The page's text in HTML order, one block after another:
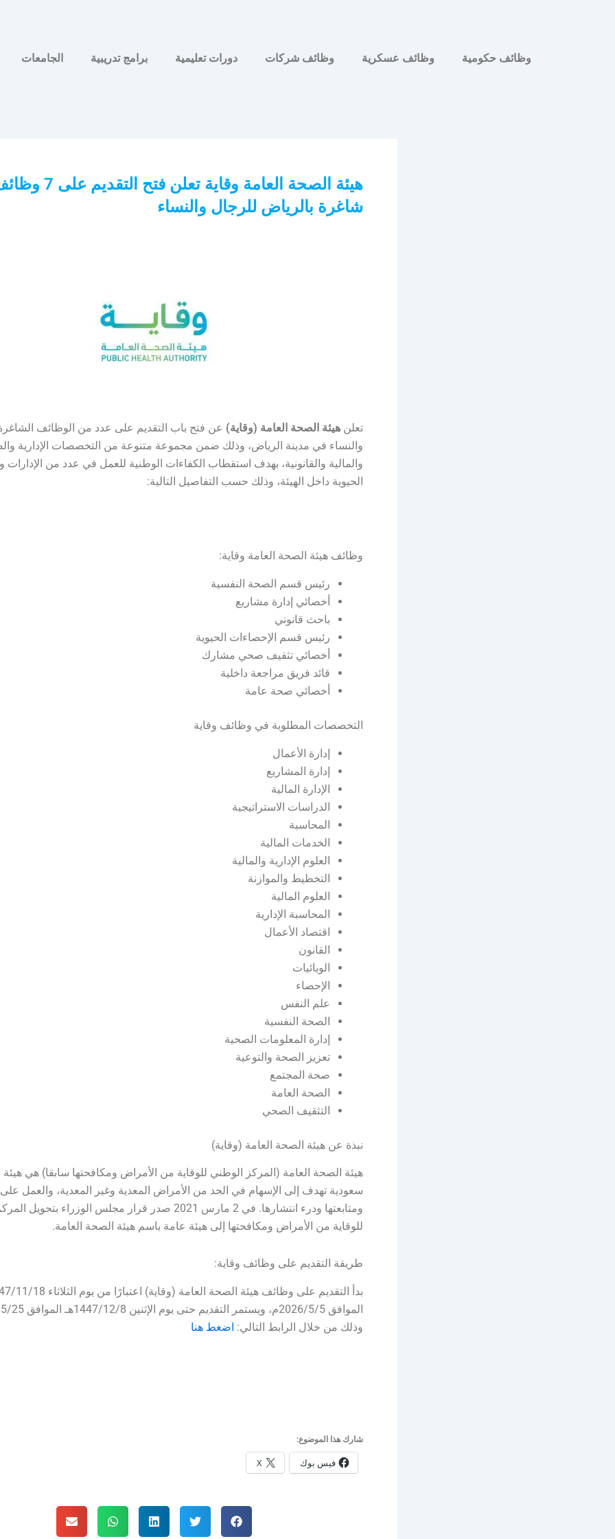
وظائف حكومية وظائف عسكرية وظائف شركات دورات تعليمية برامج تدريبية الجامعات
هيئة الصحة العامة وقاية تعلن فتح
شاغرة بالرياض للرجال والنساء
تعلن هيئة الصحة العامة (وقاية) عن فتح باب التقديم على عدد من الوظائف
والنساء في مدينة الرياض، وذلك ضمن مجموعة متنوعة من التخصصات الإدارية
والمالية والقانونية، بهدف استقطاب الكفاءات الوطنية للعمل في عدد من الإدارات
الحيوية داخل الهيئة، وذلك حسب التفاصيل التالية:
وظائف هيئة الصحة العامة وقاية:
رئيس قسم الصحة النفسية
أخصائي إدارة مشاريع
باحث قانوني
رئيس قسم الإحصاءات الحيوية
أخصائي تثقيف صحي مشارك
قائد فريق مراجعة داخلية
أخصائي صحة عامة
التخصصات المطلوبة في وظائف وقاية
إدارة الأعمال
إدارة المشاريع
الإدارة المالية
الدراسات الاستراتيجية
المحاسبة
الخدمات المالية
العلوم الإدارية والمالية
التخطيط والموازنة
العلوم المالية
المحاسبة الإدارية
اقتصاد الأعمال
القانون
الوبائيات
الإحصاء
علم النفس
الصحة النفسية
إدارة المعلومات الصحية
تعزيز الصحة والتوعية
صحة المجتمع
الصحة العامة
التثقيف الصحي
نبذة عن هيئة الصحة العامة (وقاية)
هيئة الصحة العامة (المركز الوطني للوقاية من الأمراض ومكافحتها سابقا) هي
سعودية تهدف إلى الإسهام في الحد من الأمراض المعدية وغير المعدية، والعمل
ومتابعتها ودرء انتشارها. في 2 مارس 2021 صدر قرار مجلس الوزراء
للوقاية من الأمراض ومكافحتها إلى هيئة عامة باسم هيئة الصحة العامة.
طريقة التقديم على وظائف وقاية:
وذلك من خلال الرابط التالي: اضغط هنا
شارك هذا الموضوع:
فيس بوك X